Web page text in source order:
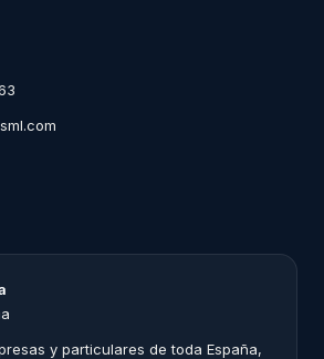
y particulares de toda España,